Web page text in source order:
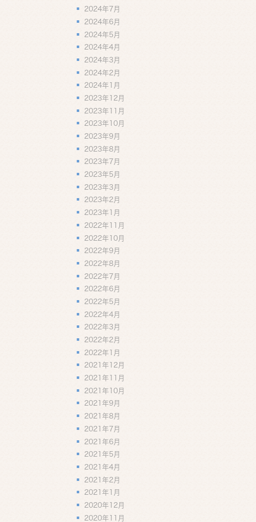
2024年7月
2024年6月
2024年5月
2024年4月
2024年3月
2024年2月
2024年1月
2023年12月
2023年11月
2023年10月
2023年9月
2023年8月
2023年7月
2023年5月
2023年3月
2023年2月
2023年1月
2022年11月
2022年10月
2022年9月
2022年8月
2022年7月
2022年6月
2022年5月
2022年4月
2022年3月
2022年2月
2022年1月
2021年12月
2021年11月
2021年10月
2021年9月
2021年8月
2021年7月
2021年6月
2021年5月
2021年4月
2021年2月
2021年1月
2020年12月
2020年11月